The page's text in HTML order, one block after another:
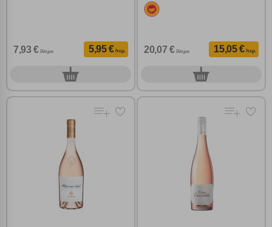
7,93 € /λίτρο 5,95 € /τεμ.
0τεμ.
20,07 € /λίτρο 15,05 € /τεμ.
0τεμ.